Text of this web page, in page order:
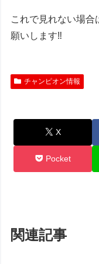
これで見れない場
願いします‼︎
チャンピオン情報
X
Pocket
関連記事